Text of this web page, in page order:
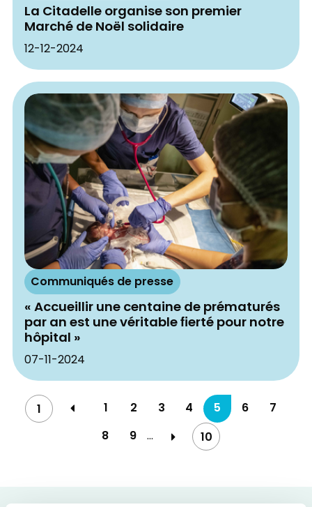
La Citadelle organise son premier
Marché de Noël solidaire
12-12-2024
Communiqués de presse
« Accueillir une centaine de prématurés
par an est une véritable ﬁerté pour notre
hôpital »
07-11-2024
1 1 2 3 4 5 6
7
8
9 … 10